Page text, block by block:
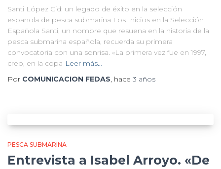
Santi López Cid: un legado de éxito en la selección
española de pesca submarina Los Inicios en la Selección
Española Santi, un nombre que resuena en la historia de la
pesca submarina española, recuerda su primera
convocatoria con una sonrisa. «La primera vez fue en 1997,
creo, en la copa Leer más…
Por COMUNICACION FEDAS, hace 3 años
PESCA SUBMARINA
Entrevista a Isabel Arroyo. «De